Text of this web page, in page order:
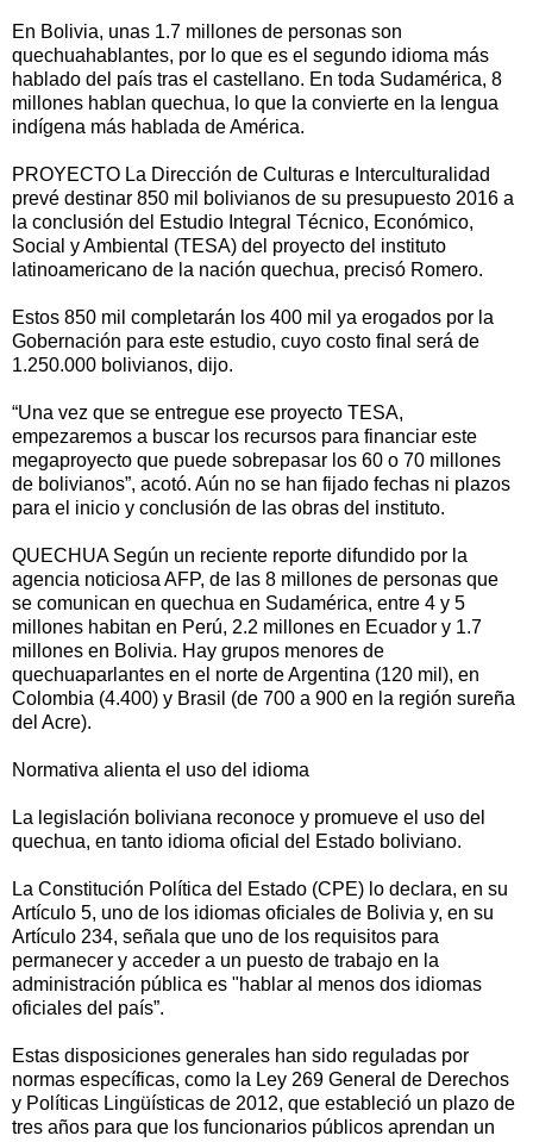
En Bolivia, unas 1.7 millones de personas son
quechuahablantes, por lo que es el segundo idioma más
hablado del país tras el castellano. En toda Sudamérica, 8
millones hablan quechua, lo que la convierte en la lengua
indígena más hablada de América.
PROYECTO La Dirección de Culturas e Interculturalidad
prevé destinar 850 mil bolivianos de su presupuesto 2016 a
la conclusión del Estudio Integral Técnico, Económico,
Social y Ambiental (TESA) del proyecto del instituto
latinoamericano de la nación quechua, precisó Romero.
Estos 850 mil completarán los 400 mil ya erogados por la
Gobernación para este estudio, cuyo costo final será de
1.250.000 bolivianos, dijo.
“Una vez que se entregue ese proyecto TESA,
empezaremos a buscar los recursos para financiar este
megaproyecto que puede sobrepasar los 60 o 70 millones
de bolivianos”, acotó. Aún no se han fijado fechas ni plazos
para el inicio y conclusión de las obras del instituto.
QUECHUA Según un reciente reporte difundido por la
agencia noticiosa AFP, de las 8 millones de personas que
se comunican en quechua en Sudamérica, entre 4 y 5
millones habitan en Perú, 2.2 millones en Ecuador y 1.7
millones en Bolivia. Hay grupos menores de
quechuaparlantes en el norte de Argentina (120 mil), en
Colombia (4.400) y Brasil (de 700 a 900 en la región sureña
del Acre).
Normativa alienta el uso del idioma
La legislación boliviana reconoce y promueve el uso del
quechua, en tanto idioma oficial del Estado boliviano.
La Constitución Política del Estado (CPE) lo declara, en su
Artículo 5, uno de los idiomas oficiales de Bolivia y, en su
Artículo 234, señala que uno de los requisitos para
permanecer y acceder a un puesto de trabajo en la
administración pública es "hablar al menos dos idiomas
oficiales del país”.
Estas disposiciones generales han sido reguladas por
normas específicas, como la Ley 269 General de Derechos
y Políticas Lingüísticas de 2012, que estableció un plazo de
tres años para que los funcionarios públicos aprendan un